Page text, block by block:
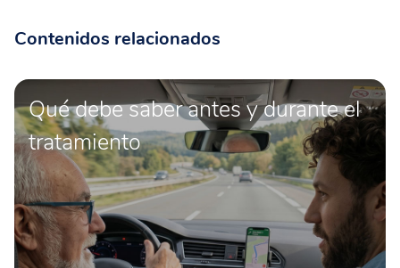
Contenidos relacionados
Qué debe saber antes y durante el
tratamiento